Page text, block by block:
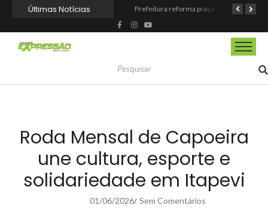
Últimas Notícias
Roda Mensal de Capoeira
une cultura, esporte e
solidariedade em Itapevi
01/06/2026/ Sem Comentários